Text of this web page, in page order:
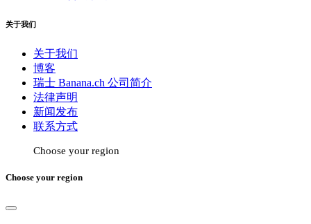
关于我们
关于我们
博客
瑞士 Banana.ch 公司简介
法律声明
新闻发布
联系方式
Choose your region
Choose your region